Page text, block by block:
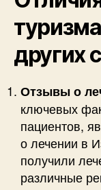
других
Отзывы о
ключевых
пациентов,
о лечении в
получили
различные